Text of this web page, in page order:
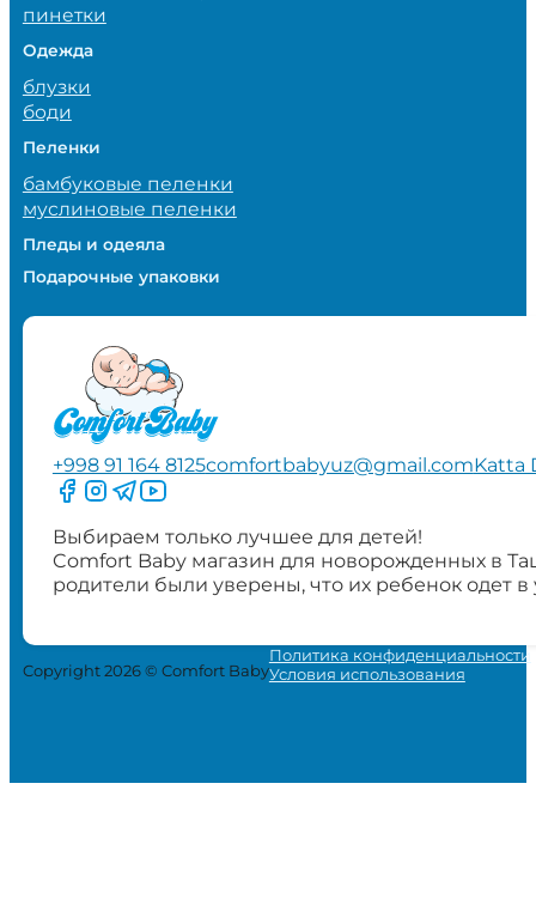
пинетки
Одежда
блузки
боди
Пеленки
бамбуковые пеленки
муслиновые пеленки
Пледы и одеяла
Подарочные упаковки
+998 91 164 8125comfortbabyuz@gmail.comKatta
Следите за нами на Facebook
Следите за нами в Instagram
Следите за нами в Telegram
Следите за нами в YouTube
Выбираем только лучшее для детей!
Comfort Baby магазин для новорожденных в
родители были уверены, что их ребенок одет
Copyright 2026 © Comfort Baby
Политика конфиденциальности
Условия использования